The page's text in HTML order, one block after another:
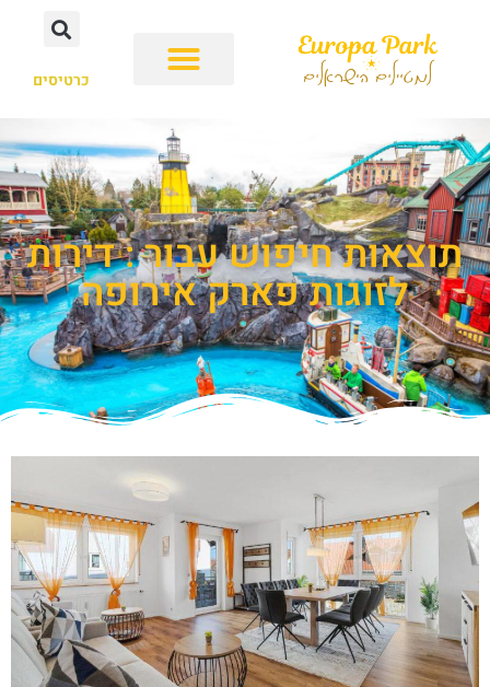
כרטיסים
תוצאות חיפוש עבור : דירות
לזוגות פארק אירופה